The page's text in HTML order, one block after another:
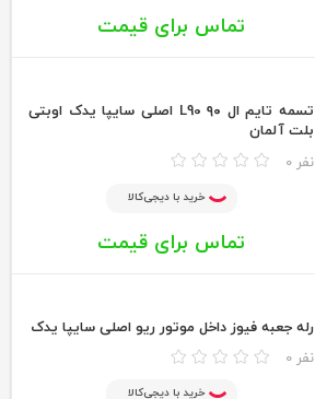
تماس برای قیمت
تسمه تایم ال ۹۰ L90 اصلی سایپا یدک اوبتی
بلت آلمان
0 نفر
خرید با دیجی‌کالا
تماس برای قیمت
رله جعبه فیوز داخل موتور ریو اصلی سایپا یدک
0 نفر
خرید با دیجی‌کالا